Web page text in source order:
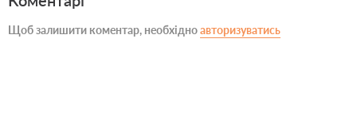
Щоб залишити коментар, необхідноавторизуватись